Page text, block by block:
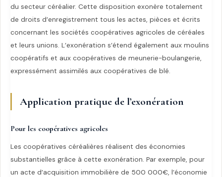
du secteur céréalier. Cette disposition exonère totalement
de droits d’enregistrement tous les actes, pièces et écrits
concernant les sociétés coopératives agricoles de céréales
et leurs unions. L’exonération s’étend également aux moulins
coopératifs et aux coopératives de meunerie-boulangerie,
expressément assimilés aux coopératives de blé.
Application pratique de l’exonération
Pour les coopératives agricoles
Les coopératives céréalières réalisent des économies
substantielles grâce à cette exonération. Par exemple, pour
un acte d’acquisition immobilière de 500 000€, l’économie